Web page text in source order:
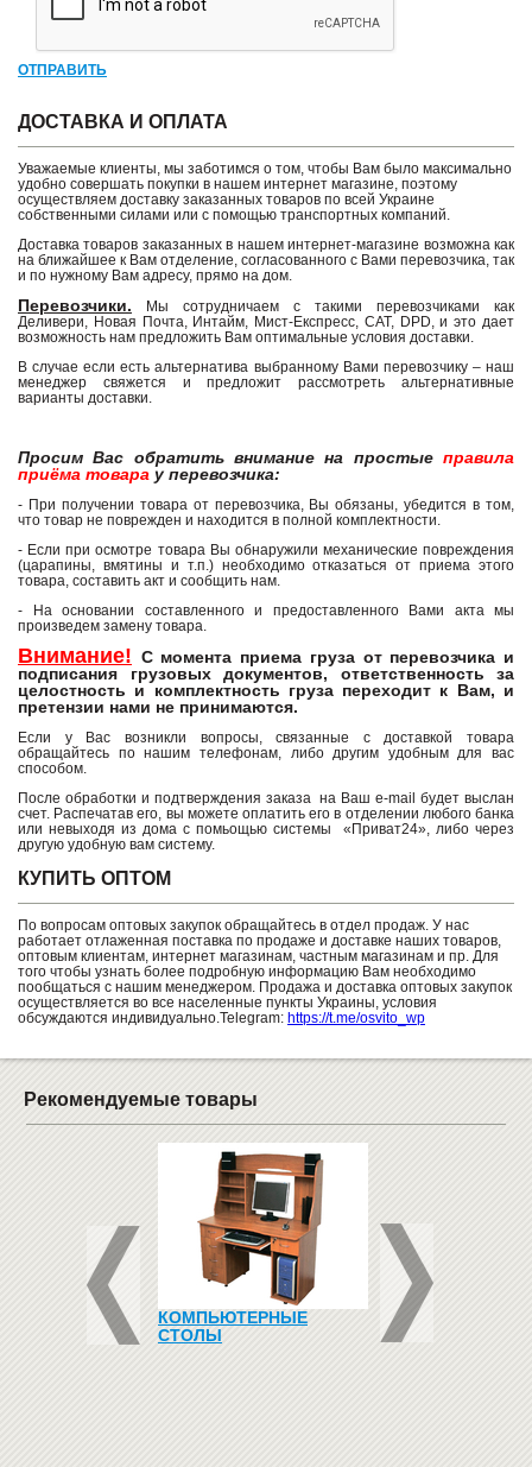
ОТПРАВИТЬ
ДОСТАВКА И ОПЛАТА
Уважаемые клиенты, мы заботимся о том, чтобы Вам было максимально
удобно совершать покупки в нашем интернет магазине, поэтому
осуществляем доставку заказанных товаров по всей Украине
собственными силами или с помощью транспортных компаний.
Доставка товаров заказанных в нашем интернет-магазине возможна как
на ближайшее к Вам отделение, согласованного с Вами перевозчика, так
и по нужному Вам адресу, прямо на дом.
Перевозчики. Мы сотрудничаем с такими перевозчиками как
Деливери, Новая Почта, Интайм, Мист-Експресс, САТ, DPD, и это дает
возможность нам предложить Вам оптимальные условия доставки.
В случае если есть альтернатива выбранному Вами перевозчику – наш
менеджер свяжется и предложит рассмотреть альтернативные
варианты доставки.
Просим Вас обратить внимание на простые правила
приёма товара у перевозчика:
- При получении товара от перевозчика, Вы обязаны, убедится в том,
что товар не поврежден и находится в полной комплектности.
- Если при осмотре товара Вы обнаружили механические повреждения
(царапины, вмятины и т.п.) необходимо отказаться от приема этого
товара, составить акт и сообщить нам.
- На основании составленного и предоставленного Вами акта мы
произведем замену товара.
Внимание! С момента приема груза от перевозчика и
подписания грузовых документов, ответственность за
целостность и комплектность груза переходит к Вам, и
претензии нами не принимаются.
Если у Вас возникли вопросы, связанные с доставкой товара
обращайтесь по нашим телефонам, либо другим удобным для вас
способом.
После обработки и подтверждения заказа на Ваш e-mail будет выслан
счет. Распечатав его, вы можете оплатить его в отделении любого банка
или невыходя из дома с помьощью системы «Приват24», либо через
другую удобную вам систему.
КУПИТЬ ОПТОМ
По вопросам оптовых закупок обращайтесь в отдел продаж. У нас
работает отлаженная поставка по продаже и доставке наших товаров,
оптовым клиентам, интернет магазинам, частным магазинам и пр. Для
того чтобы узнать более подробную информацию Вам необходимо
пообщаться с нашим менеджером. Продажа и доставка оптовых закупок
осуществляется во все населенные пункты Украины, условия
обсуждаются индивидуально.Telegram: https://t.me/osvito_wp
Рекомендуемые товары
ФАНЕРА
(КОМПЛЕКТ)
КОМПЬЮТЕРНЫЕ
СТОЛЫ
МАГНИТНЫЙ
КАЛЕНДАРЬ